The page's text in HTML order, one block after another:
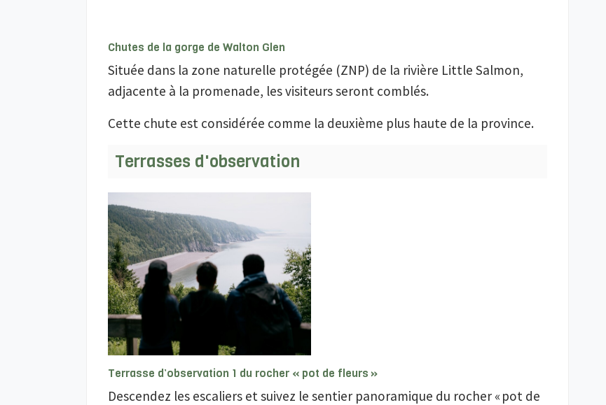
Chutes de la gorge de Walton Glen
Située dans la zone naturelle protégée (ZNP) de la rivière Little Salmon,
adjacente à la promenade, les visiteurs seront comblés.
Cette chute est considérée comme la deuxième plus haute de la province.
Terrasses d'observation
Terrasse d’observation 1 du rocher « pot de fleurs »
Descendez les escaliers et suivez le sentier panoramique du rocher « pot de